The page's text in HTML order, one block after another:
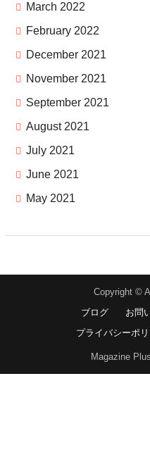
March 2022
February 2022
December 2021
November 2021
September 2021
August 2021
July 2021
June 2021
May 2021
Copyright ©
ブログ
お問
プライバシーポ
Magazine